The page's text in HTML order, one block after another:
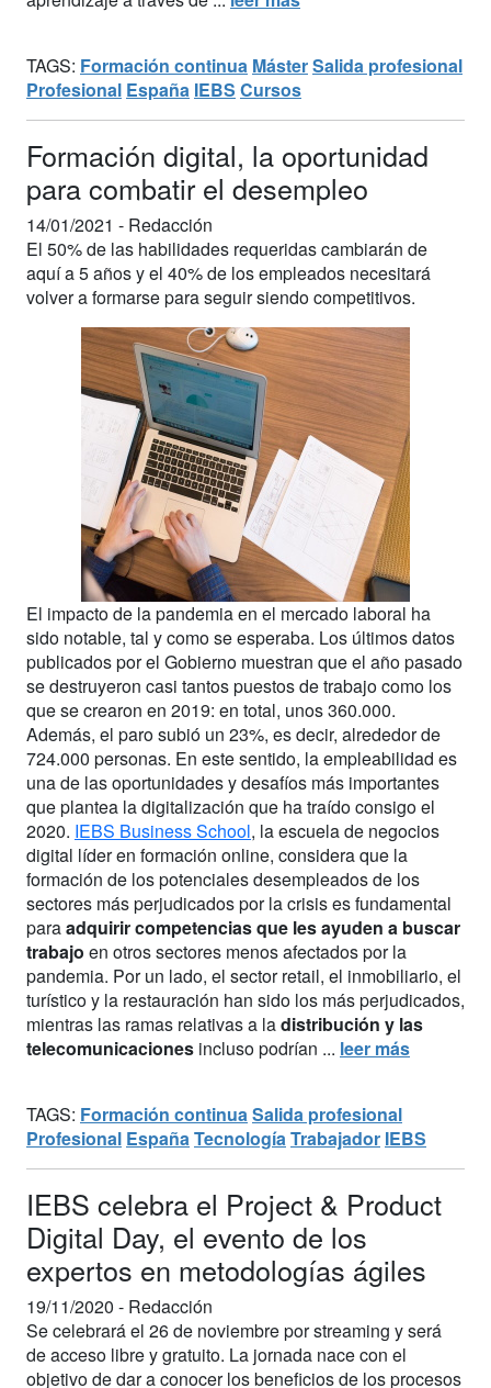
TAGS: Formación continua MásterSalida profesional
Profesional España IEBS Cursos
Formación digital, la oportunidad
para combatir el desempleo
14/01/2021 - Redacción
El 50% de las habilidades requeridas cambiarán de
aquí a 5 años y el 40% de los empleados necesitará
volver a formarse para seguir siendo competitivos.
El impacto de la pandemia en el mercado laboral ha
sido notable, tal y como se esperaba. Los últimos datos
publicados por el Gobierno muestran que el año pasado
se destruyeron casi tantos puestos de trabajo como los
que se crearon en 2019: en total, unos 360.000.
Además, el paro subió un 23%, es decir, alrededor de
724.000 personas. En este sentido, la empleabilidad es
una de las oportunidades y desafíos más importantes
que plantea la digitalización que ha traído consigo el
2020. IEBS Business School, la escuela de negocios
digital líder en formación online, considera que la
formación de los potenciales desempleados de los
sectores más perjudicados por la crisis es fundamental
paraadquirir competencias que les ayuden a buscar
trabajo en otros sectores menos afectados por la
pandemia. Por un lado, el sector retail, el inmobiliario, el
turístico y la restauración han sido los más perjudicados,
mientras las ramas relativas a ladistribución y las
telecomunicaciones incluso podrían ... leer más
TAGS: Formación continua Salida profesional
Profesional España Tecnología Trabajador IEBS
IEBS celebra el Project & Product
Digital Day, el evento de los
expertos en metodologías ágiles
19/11/2020 - Redacción
Se celebrará el 26 de noviembre por streaming y será
de acceso libre y gratuito. La jornada nace con el
objetivo de dar a conocer los beneficios de los procesos